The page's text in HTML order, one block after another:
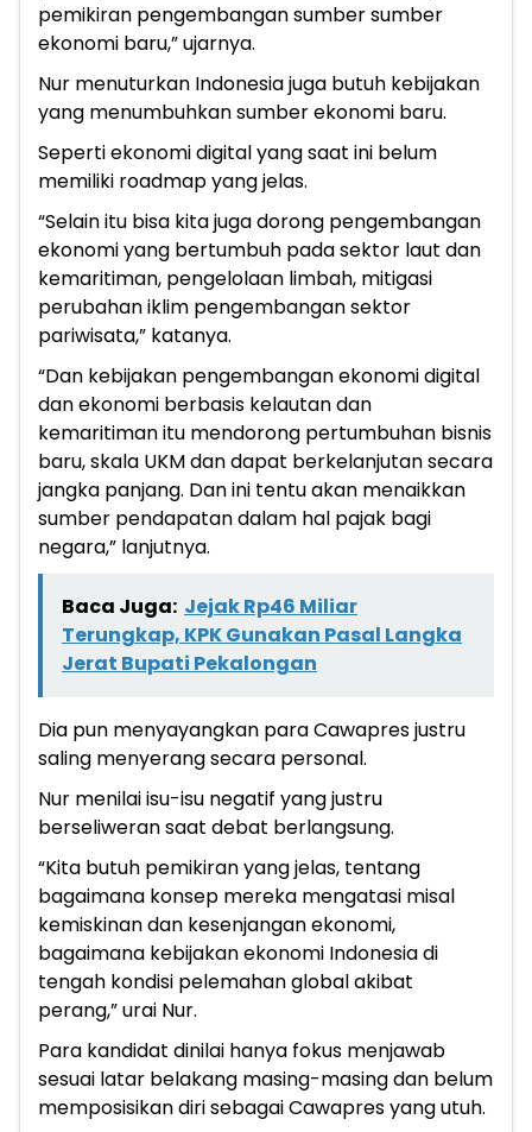
pemikiran pengembangan sumber sumber
ekonomi baru,” ujarnya.
Nur menuturkan Indonesia juga butuh kebijakan
yang menumbuhkan sumber ekonomi baru.
Seperti ekonomi digital yang saat ini belum
memiliki roadmap yang jelas.
“Selain itu bisa kita juga dorong pengembangan
ekonomi yang bertumbuh pada sektor laut dan
kemaritiman, pengelolaan limbah, mitigasi
perubahan iklim pengembangan sektor
pariwisata,” katanya.
“Dan kebijakan pengembangan ekonomi digital
dan ekonomi berbasis kelautan dan
kemaritiman itu mendorong pertumbuhan bisnis
baru, skala UKM dan dapat berkelanjutan secara
jangka panjang. Dan ini tentu akan menaikkan
sumber pendapatan dalam hal pajak bagi
negara,” lanjutnya.
Baca Juga: Jejak Rp46 Miliar
Terungkap, KPK Gunakan Pasal Langka
Jerat Bupati Pekalongan
Dia pun menyayangkan para Cawapres justru
saling menyerang secara personal.
Nur menilai isu-isu negatif yang justru
berseliweran saat debat berlangsung.
“Kita butuh pemikiran yang jelas, tentang
bagaimana konsep mereka mengatasi misal
kemiskinan dan kesenjangan ekonomi,
bagaimana kebijakan ekonomi Indonesia di
tengah kondisi pelemahan global akibat
perang,” urai Nur.
Para kandidat dinilai hanya fokus menjawab
sesuai latar belakang masing-masing dan belum
memposisikan diri sebagai Cawapres yang utuh.